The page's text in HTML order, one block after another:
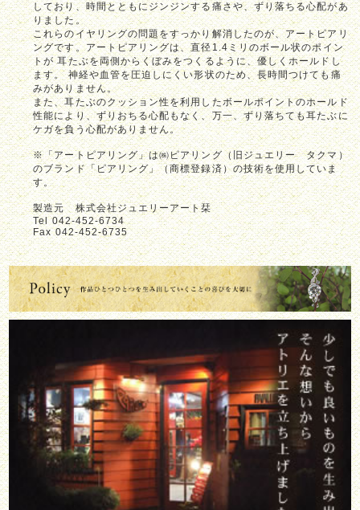
しており、時間とともにジンジンする痛さや、ずり落ちる心配があ
りました。
これらのイヤリングの問題をすっかり解消したのが、アートピアリ
ングです。アートピアリングは、直径1.4ミリのボール状のポイン
トが 耳たぶを両側からくぼみをつくるように、優しくホールドし
ます。 神経や血管を圧迫しにくい形状のため、長時間つけても痛
みがありません。
また、耳たぶのクッション性を利用したボールポイントのホールド
性能により、ずりおちる心配もなく、万一、ずり落ちても耳たぶに
ケガを負う心配がありません。
※「アートピアリング」は㈱ピアリング（旧ジュエリー タクマ）
のブランド「ピアリング」（商標登録済）の技術を使用していま
す。
製造元 株式会社ジュエリーアート栞
Tel 042-452-6734
Fax 042-452-6735